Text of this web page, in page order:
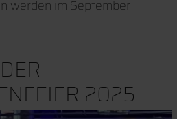
werden im September
2025